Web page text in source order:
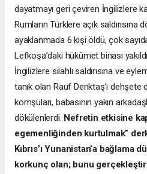
dayatmayı geri çeviren İngilizlere
Rumların Türklere açık saldırısına
ayaklanmada 6 kişi öldü, çok
Lefkoşa’daki hükûmet binası
İngilizlere silahlı saldırısına ve
tanık olan Rauf Denktaş’ı dehşete
komşuları, babasının yakın
dökülenlerdi. Nefretin etkisine
egemenliğinden kurtulmak”
Kıbrıs’ı Yunanistan’a bağlama
korkunç olan; bunu